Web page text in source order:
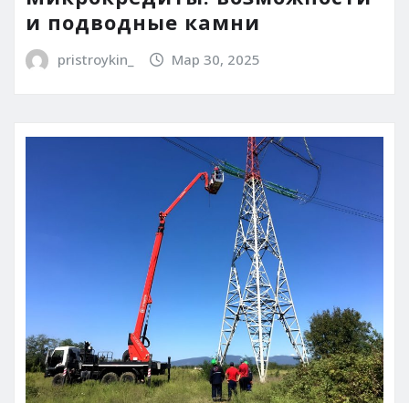
и подводные камни
pristroykin_ Мар 30, 2025